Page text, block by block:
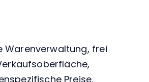
Warenverwaltung, frei
Preise.